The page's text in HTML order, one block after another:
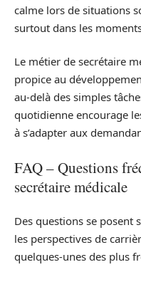
calme lors de situations
surtout dans les
Le métier de secrétaire
propice au
au-delà des simples
quotidienne encourage
à s’adapter aux
FAQ – Questions
secrétaire médicale
Des questions se posent
les perspectives de
quelques-unes des plus